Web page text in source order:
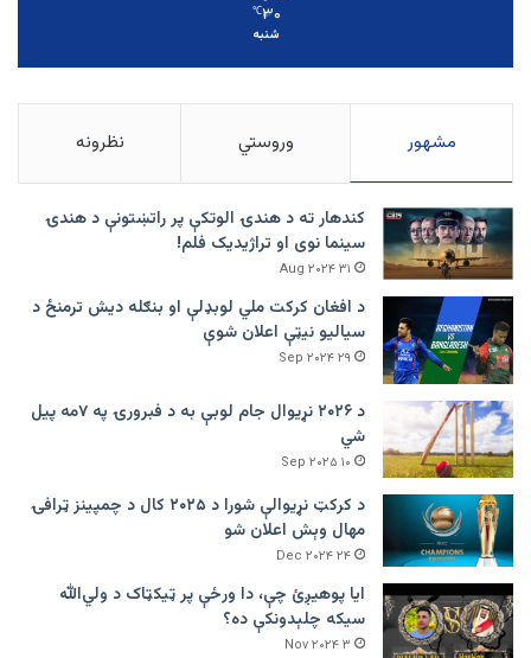
۳۰℃
شنبه
مشهور وروستي نظرونه
کندهار ته د هندۍ الوتکې پر راتښتونې د هندۍ
سینما نوی او تراژيديک فلم!
۳۱ Aug ۲۰۲۴
د افغان کرکت ملي لوبډلې او بنګله دیش ترمنځ د
سیالیو نیټې اعلان شوې
۲۹ Sep ۲۰۲۴
د ۲۰۲۶ نړیوال جام لوبې به د فبرورۍ په ۷مه پیل
شي
۱۰ Sep ۲۰۲۵
د کرکټ نړیوالې شورا د ۲۰۲۵ کال د چمپینز ټرافۍ
مهال وېش اعلان شو
۲۴ Dec ۲۰۲۴
ایا پوهیږئ چې، دا ورځې پر ټيکټاک د ولي‌الله
سیکه چلېدونکې ده؟
۳ Nov ۲۰۲۴